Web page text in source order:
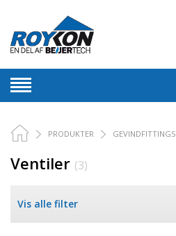
PRODUKTER GEVINDFITTINGS
Ventiler (3)
Vis alle filter